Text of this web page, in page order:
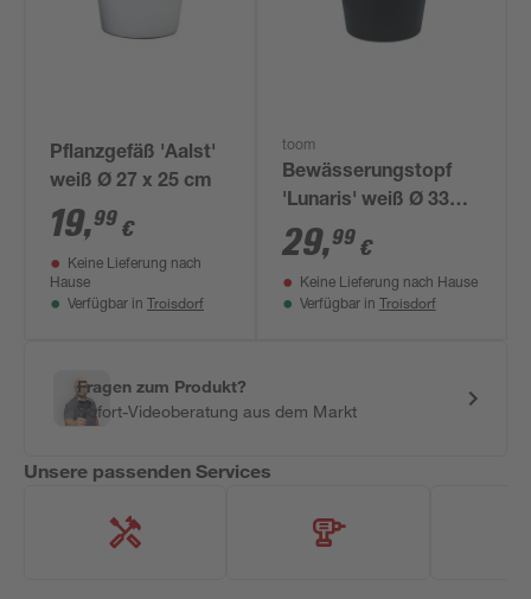
Pflanzgefäß 'Aalst'
weiß Ø 27 x 25 cm
19,99 €
Keine Lieferung nach
Hause
Verfügbar in Troisdorf
toom
Bewässerungstopf
'Lunaris' weiß Ø 33
cm mit
Bewässerungssystem
29,99€
Keine Lieferung nach Hause
Verfügbar in Troisdorf
Fragen zum Produkt?
Sofort-Videoberatung aus dem Markt
Unsere passenden Services